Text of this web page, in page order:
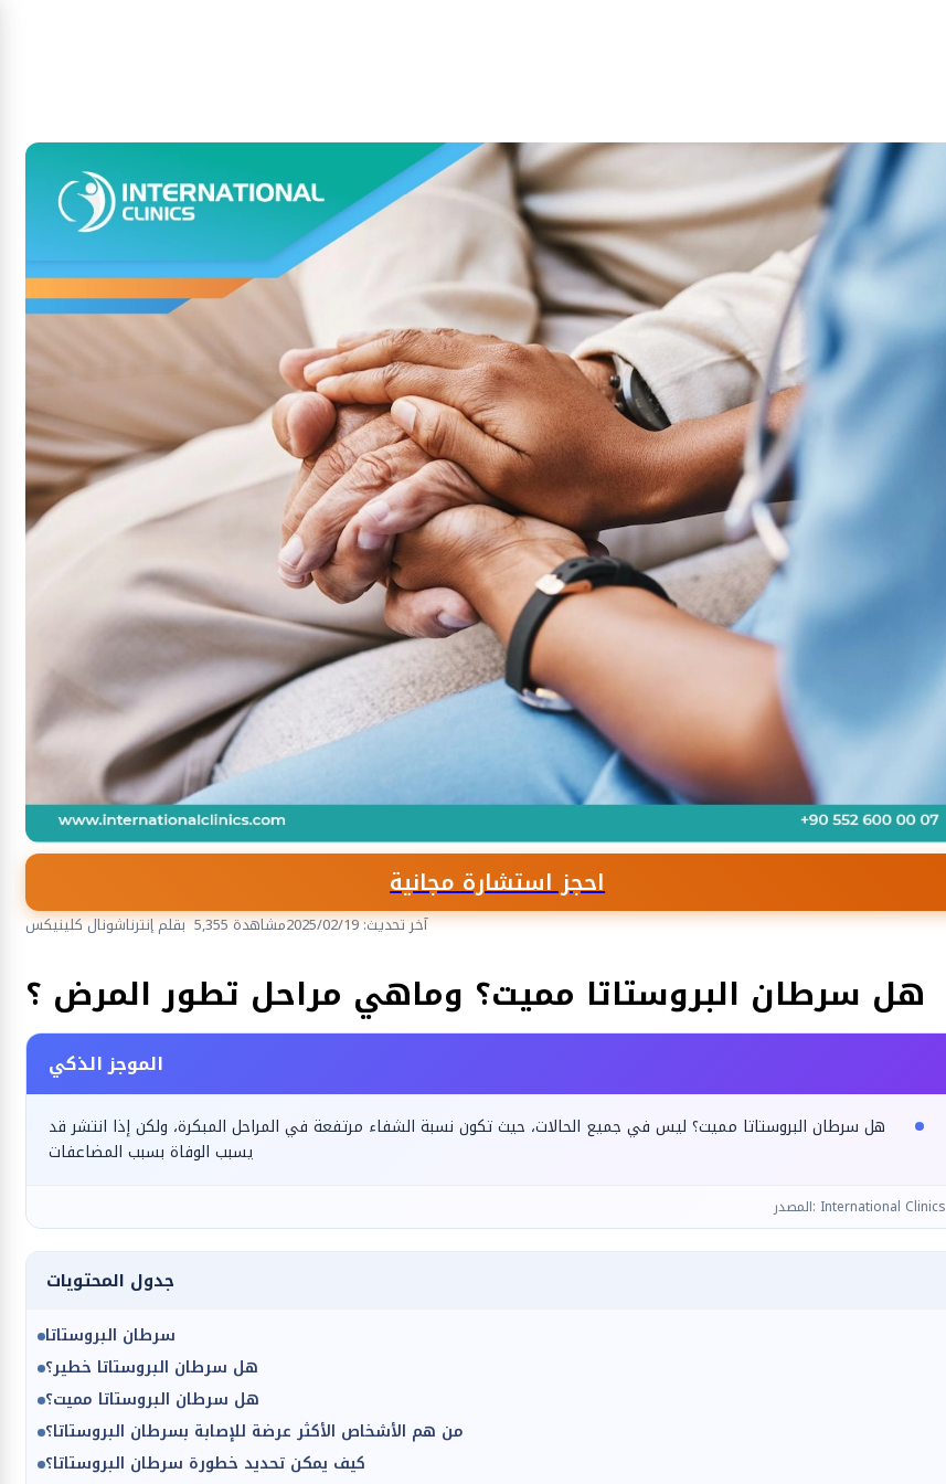
احجز استشارة مجانية
بقلم إنترناشونال كلينيكس 5,355 مشاهدة آخر تحديث: 2025/02/19
هل سرطان البروستاتا مميت؟ وماهي مراحل تطور المرض ؟
الموجز الذكي
هل سرطان البروستاتا مميت؟ ليس في جميع الحالات، حيث تكون نسبة الشفاء مرتفعة في المراحل المبكرة، ولكن إذا انتشر قد
يسبب الوفاة بسبب المضاعفات
المصدر: International Clinics
جدول المحتويات
سرطان البروستاتا
هل سرطان البروستاتا خطير؟
هل سرطان البروستاتا مميت؟
من هم الأشخاص الأكثر عرضة للإصابة بسرطان البروستاتا؟
كيف يمكن تحديد خطورة سرطان البروستاتا؟